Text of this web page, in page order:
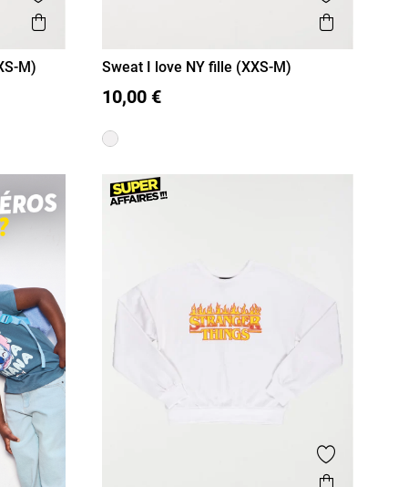
Ajouter aux favoris
Aperçu rapide
M)
Ajouter
Aperçu
XXS/12A XS/14A S/16A
Sweat I love NY fille (XXS-M)
10,00 €
Ajouter